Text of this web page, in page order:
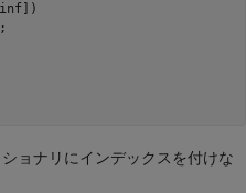
ョナリにインデックスを付けな